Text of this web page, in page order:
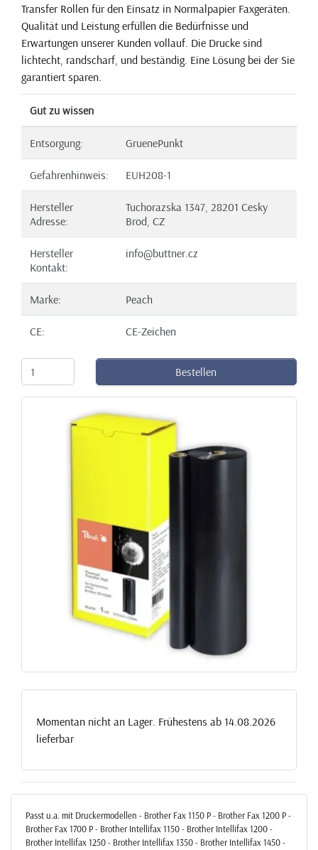
Transfer Rollen für den Einsatz in Normalpapier Faxgeräten.
Qualität und Leistung erfüllen die Bedürfnisse und
Erwartungen unserer Kunden vollauf. Die Drucke sind
lichtecht, randscharf, und beständig. Eine Lösung bei der Sie
garantiert sparen.
Gut zu wissen
Entsorgung: GruenePunkt
Gefahrenhinweis: EUH208-1
Hersteller
Adresse:
Tuchorazska 1347, 28201 Cesky
Brod, CZ
Hersteller
Kontakt:
info@buttner.cz
Marke: Peach
CE: CE-Zeichen
Bestellen
Momentan nicht an Lager. Frühestens ab 14.08.2026
lieferbar
Passt u.a. mit Druckermodellen - Brother Fax 1150 P - Brother Fax 1200 P -
Brother Fax 1700 P - Brother Intellifax 1150 - Brother Intellifax 1200 -
Brother Intellifax 1250 - Brother Intellifax 1350 - Brother Intellifax 1450 -